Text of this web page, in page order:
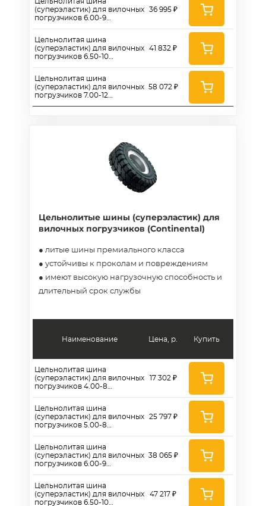
(суперэластик) для вилочных
погрузчиков 6.00-9
Цельнолитая шина
(суперэластик) для вилочных
погрузчиков 6.50-10
Цельнолитая шина
(суперэластик) для вилочных
погрузчиков 7.00-12
36 995 ₽
41 832 ₽
58 072 ₽
Цельнолитые шины (суперэластик) для
вилочных погрузчиков (Continental)
● литые шины премиального класса
● устойчивы к проколам и повреждениям
● имеют высокую нагрузочную способность и
длительный срок службы
Наименование
Цельнолитая шина
(суперэластик) для вилочных
погрузчиков 4.00-8
Цельнолитая шина
(суперэластик) для вилочных
погрузчиков 5.00-8
Цельнолитая шина
(суперэластик) для вилочных
погрузчиков 6.00-9
Цельнолитая шина
(суперэластик) для вилочных
погрузчиков 6.50-10
Цена, р.
17 302 ₽
25 797 ₽
38 065 ₽
47 217 ₽
Купить